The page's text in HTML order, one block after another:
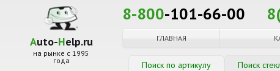
Auto-Help.ru
на рынке с 1995
года
8-800-101-66-00
ГЛАВНАЯ
Поиск по артикулу Поиск